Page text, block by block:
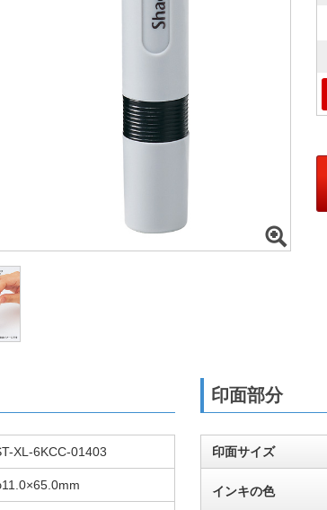
XL-6KCC-01403
印面部分
印面サイズ
インキの色